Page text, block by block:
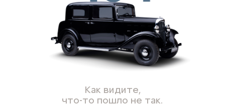
Как видите,
что-то пошло не так.